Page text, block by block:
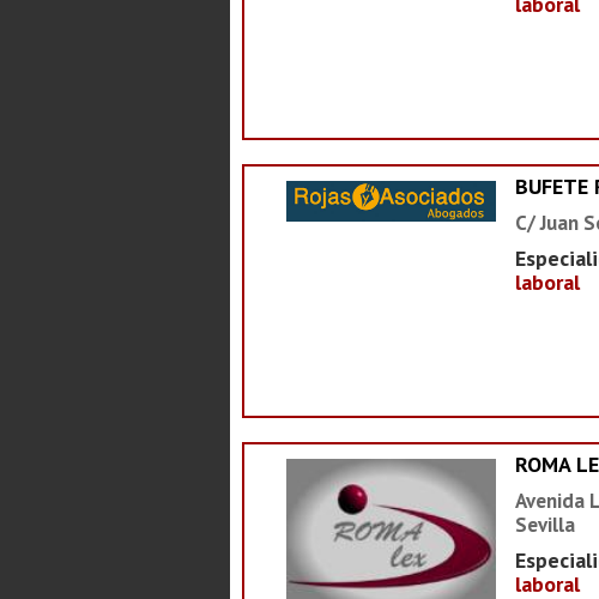
BUFETE
C/ Juan
laboral
ROMA
Avenida
Sevilla
laboral